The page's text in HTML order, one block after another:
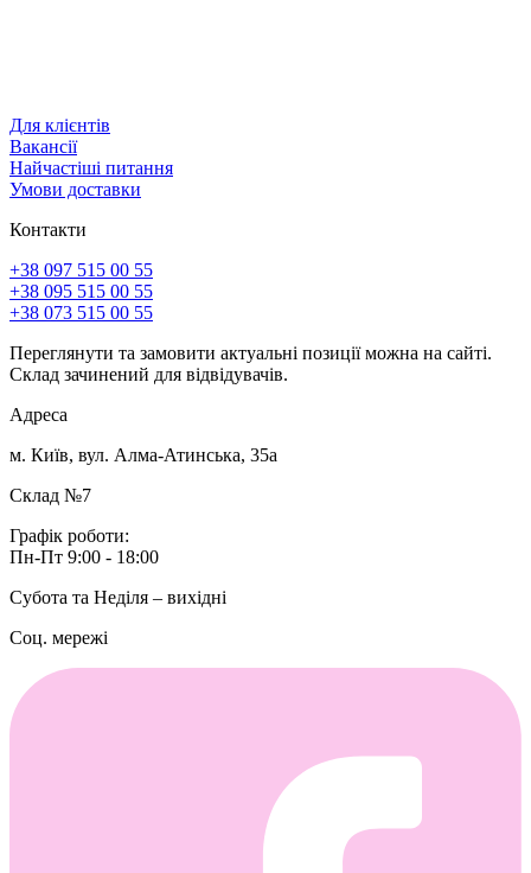
Для клієнтів
Вакансії
Найчастіші питання
Умови доставки
Контакти
+38 097 515 00 55
+38 095 515 00 55
+38 073 515 00 55
Переглянути та замовити актуальні позиції можна на сайті.
Склад зачинений для відвідувачів.
Адреса
м. Київ, вул. Алма-Атинська, 35а
Склад №7
Графік роботи:
Пн-Пт 9:00 - 18:00
Субота та Неділя – вихідні
Соц. мережі